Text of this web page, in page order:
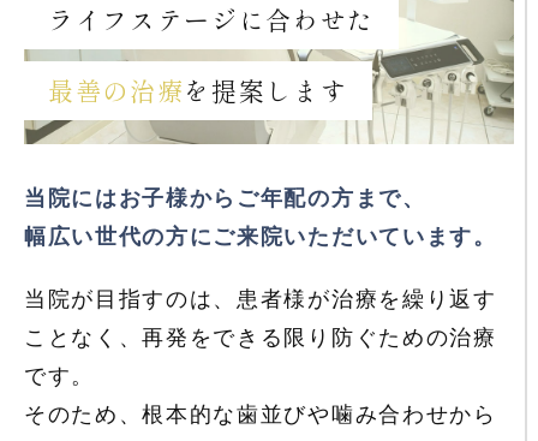
ライフステージに合わせた
最善の治療を提案します
当院にはお子様からご年配の方まで、
幅広い世代の方にご来院いただいています。
当院が目指すのは、患者様が治療を繰り返す
ことなく、再発をできる限り防ぐための治療
です。
そのため、根本的な歯並びや噛み合わせから